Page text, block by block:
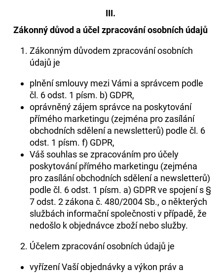
III.
Zákonný důvod a účel zpracování osobních údajů
Zákonným důvodem zpracování osobních
údajů je
plnění smlouvy mezi Vámi a správcem podle
čl. 6 odst. 1 písm. b) GDPR,
oprávněný zájem správce na poskytování
přímého marketingu (zejména pro zasílání
obchodních sdělení a newsletterů) podle čl. 6
odst. 1 písm. f) GDPR,
Váš souhlas se zpracováním pro účely
poskytování přímého marketingu (zejména
pro zasílání obchodních sdělení a newsletterů)
podle čl. 6 odst. 1 písm. a) GDPR ve spojení s §
7 odst. 2 zákona č. 480/2004 Sb., o některých
službách informační společnosti v případě, že
nedošlo k objednávce zboží nebo služby.
Účelem zpracování osobních údajů je
vyřízení Vaší objednávky a výkon práv a